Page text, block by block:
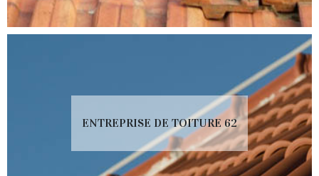
ENTREPRISE DE TOITURE 62